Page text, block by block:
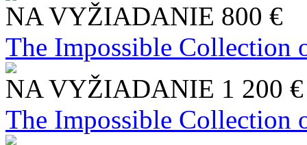
NA VYŽIADANIE 800 €
The Impossible Collection
NA VYŽIADANIE 1 200 €
The Impossible Collection